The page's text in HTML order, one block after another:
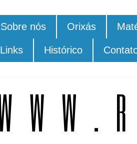
Sobre nós Orixás
Links Histórico